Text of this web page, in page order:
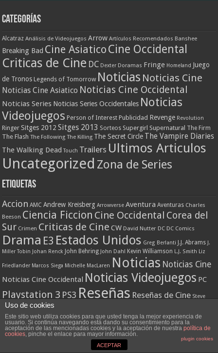
Categorías
Alcatraz Análisis de Videojuegos Arrow Artículos Recomendados Banshee
Breaking Bad Cine AsiaticoCine Occidental
Criticas de Cine DC Dexter Doramas Fringe Homeland Juego
de Tronos Legends of Tomorrow Noticias Noticias Cine
Noticias Cine Asiatico Noticias Cine Occidental
Noticias Series Noticias Series Occidentales Noticias
Videojuegos Person of Interest Publicidad Revenge Revolution
Ringer Sitges 2012 Sitges 2013 Sorteos Supergirl Supernatural The Firm
The Flash The Following The Killing The Secret Circle The Vampire Diaries
The Walking Dead Touch Trailers Ultimos Articulos
Uncategorized Zona de Series
Etiquetas
Accion AMC Andrew Kreisberg Arrowverse Aventura Aventuras Charles
Beeson Ciencia Ficcion Cine Occidental Corea del
Sur Crimen Criticas de Cine CW David Nutter DC DC Comics
Drama E3 Estados Unidos Greg Berlanti J.J. Abrams J.
Miller Tobin Johan Renck John Behring John Dahl Kevin Williamson L.J. Smith Liz
Friedlander Marcos Siega Michelle MacLaren Noticias Noticias Cine
Noticias Cine Occidental Noticias Videojuegos PC
Playstation 3 PS3 Reseñas Reseñas de Cine Steve
Terror
Series
Uso de cookies
Este sitio web utiliza cookies para que usted tenga la mejor experiencia de
usuario. Si continúa navegando está dando su consentimiento para la
aceptación de las mencionadas cookies y la aceptación de nuestra política de
cookies, pinche el enlace para mayor información.
plugin cookies
ACEPTAR